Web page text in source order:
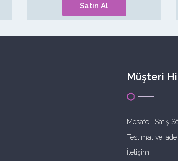
Satın Al
Müşteri
Mesafeli Satış
Teslimat ve İade
İletişim